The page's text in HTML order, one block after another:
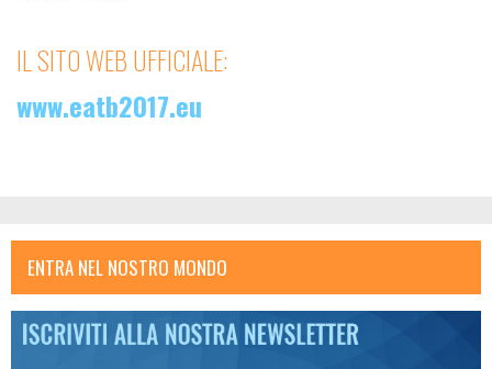
IL SITO WEB UFFICIALE:
www.eatb2017.eu
ENTRA NEL NOSTRO MONDO